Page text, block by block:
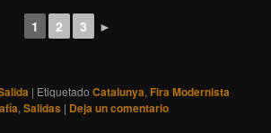
1 2 3 ►
| Etiquetado Catalunya, Fira Modernista
,Salidas | Deja un comentario